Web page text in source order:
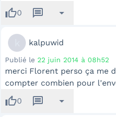
thumb_up0 message arrow_drop_down
kalpuwid
Publié le 22 juin 2014 à 08h52
merci Florent perso ça me
compter combien pour
thumb_up0 message arrow_drop_down